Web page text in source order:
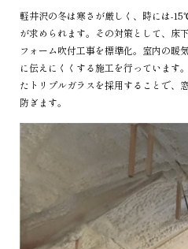
軽井沢の冬は寒さが厳しく、時には-
が求められます。その対策として、床
フォーム吹付工事を標準化。室内の暖
に伝えにくくする施工を行っています
たトリプルガラスを採用することで、
防ぎます。